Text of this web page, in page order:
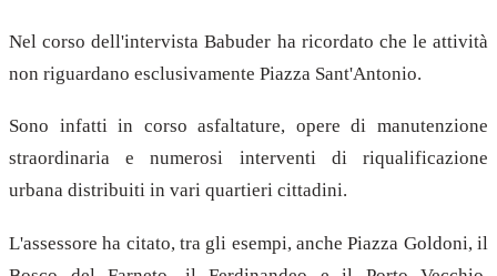
Nel corso dell'intervista Babuder ha ricordato che le attività
non riguardano esclusivamente Piazza Sant'Antonio.
Sono infatti in corso asfaltature, opere di manutenzione
straordinaria e numerosi interventi di riqualificazione
urbana distribuiti in vari quartieri cittadini.
L'assessore ha citato, tra gli esempi, anche Piazza Goldoni, il